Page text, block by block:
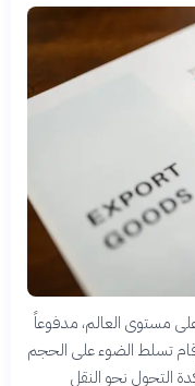
على مستوى العالم، مدفوعاً
تسلط الضوء على الحجم
التحول نحو النقل